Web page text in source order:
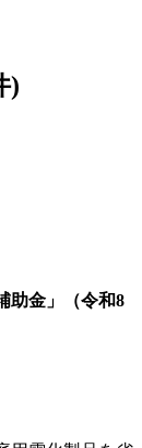
)
助金」（令和8